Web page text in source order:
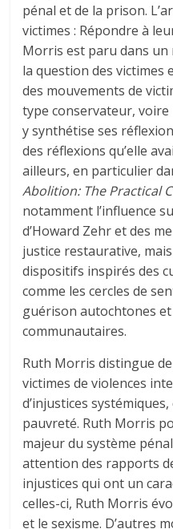
pénal et de la prison.
victimes : Répondre à
Morris est paru dans un
la question des victimes
des mouvements de
type conservateur,
y synthétise ses
des réflexions qu’elle
ailleurs, en particulier
Abolition: The Practical
notamment l’influence
d’Howard Zehr et des
justice restaurative,
dispositifs inspirés des
comme les cercles de
guérison autochtones
communautaires.
Ruth Morris distingue
victimes de violences
d’injustices
pauvreté. Ruth Morris
majeur du système
attention des rapports
injustices qui ont un
celles-ci, Ruth Morris
et le sexisme. D’autres